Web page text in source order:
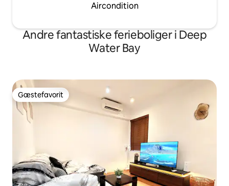
Aircondition
Andre fantastiske ferieboliger i Deep
Water Bay
Gæstefavorit
Gæstefavorit